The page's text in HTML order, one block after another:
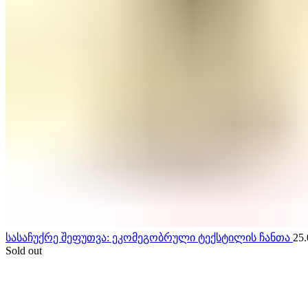
სასაჩუქრე შეფუთვა: ეკომეგობრული ტექსტილის ჩანთა
Sold out